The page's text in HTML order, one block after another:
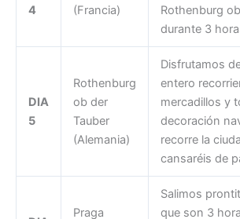
4
(Francia)
Rothenburg
durante 3
DIA
5
Rothenburg
ob der
Tauber
(Alemania)
Disfrutamos
entero
mercadillos y
decoración
recorre la
cansaréis de
Praga
Salimos
que son 3